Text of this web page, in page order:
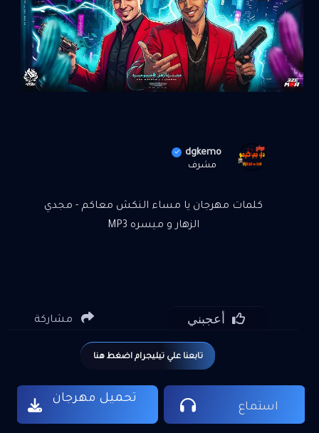
استماع
تابعنا علي تيليجرام اضغط هنا
تحميل مهرجان
dgkemo
مشرف
كلمات مهرجان يا مساء النكش معاكم - مجدي
الزهار و ميسره MP3
مشاركة أعجبني